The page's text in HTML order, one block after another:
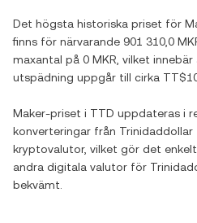
Det högsta historiska priset för
finns för närvarande 901 310,0
maxantal på 0 MKR , vilket
utspädning uppgår till cirka
Maker-priset i TTD uppdateras i
konverteringar från Trinidaddollar
kryptovalutor, vilket gör det
andra digitala valutor för
bekvämt.